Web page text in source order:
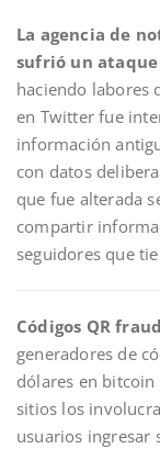
La agencia de
sufrió un
haciendo labores
en Twitter fue
información
con datos
que fue alterada
compartir
seguidores que
Códigos QR
generadores de
dólares en
sitios los
usuarios ingresar